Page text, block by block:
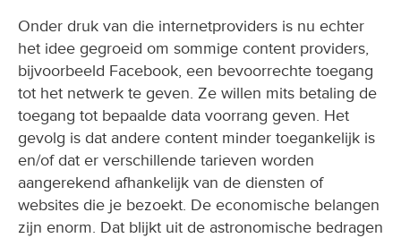
Onder druk van die internetproviders is nu echter
het idee gegroeid om sommige content providers,
bijvoorbeeld Facebook, een bevoorrechte toegang
tot het netwerk te geven. Ze willen mits betaling de
toegang tot bepaalde data voorrang geven. Het
gevolg is dat andere content minder toegankelijk is
en/of dat er verschillende tarieven worden
aangerekend afhankelijk van de diensten of
websites die je bezoekt. De economische belangen
zijn enorm. Dat blijkt uit de astronomische bedragen